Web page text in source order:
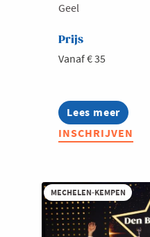
Geel
Prijs
Vanaf € 35
Lees meer
about
Voka
Lokaal
met
Jens
Verbeeck
(Magics)
INSCHRIJVEN
MECHELEN-KEMPEN